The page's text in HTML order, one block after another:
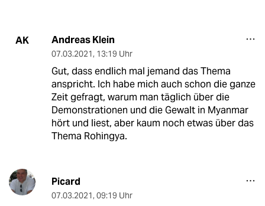
AK Andreas Klein
07.03.2021, 13:19 Uhr
Gut, dass endlich mal jemand das Thema
anspricht. Ich habe mich auch schon die ganze
Zeit gefragt, warum man täglich über die
Demonstrationen und die Gewalt in Myanmar
hört und liest, aber kaum noch etwas über das
Thema Rohingya.
Picard
07.03.2021, 09:19 Uhr